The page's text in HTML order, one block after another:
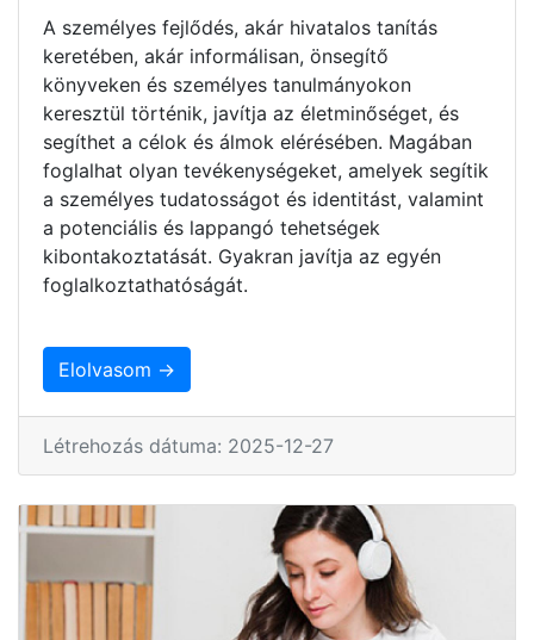
A személyes fejlődés, akár hivatalos tanítás
keretében, akár informálisan, önsegítő
könyveken és személyes tanulmányokon
keresztül történik, javítja az életminőséget, és
segíthet a célok és álmok elérésében. Magában
foglalhat olyan tevékenységeket, amelyek segítik
a személyes tudatosságot és identitást, valamint
a potenciális és lappangó tehetségek
kibontakoztatását. Gyakran javítja az egyén
foglalkoztathatóságát.
Elolvasom →
Létrehozás dátuma: 2025-12-27